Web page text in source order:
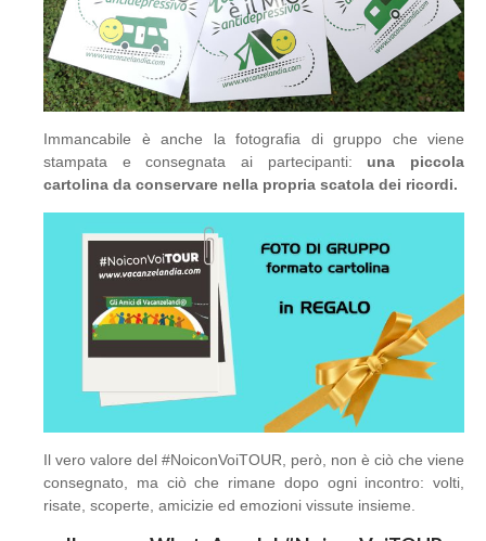
Immancabile è anche la fotografia di gruppo che viene
stampata e consegnata ai partecipanti: una piccola
cartolina da conservare nella propria scatola dei ricordi.
Il vero valore del #NoiconVoiTOUR, però, non è ciò che viene
consegnato, ma ciò che rimane dopo ogni incontro: volti,
risate, scoperte, amicizie ed emozioni vissute insieme.